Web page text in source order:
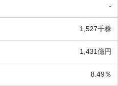
-
1,527千株
1,431億円
8.49％